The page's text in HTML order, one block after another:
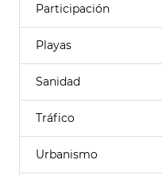
Participación
Playas
Sanidad
Tráfico
Urbanismo